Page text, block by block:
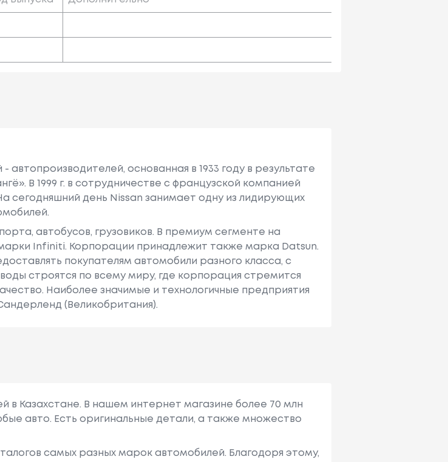
автопроизводителей, основанная в 1933 году в результате
В 1999 г. в сотрудничестве с французcкой компанией
сегодняшний день Nissan занимает одну из лидирующих
автобусов, грузовиков. В премиум сегменте на
Infiniti. Корпорации принадлежит также марка Datsun.
покупателям автомобили разного класса, с
строятся по всему миру, где корпорация стремится
Наиболее значимые и технологичные предприятия
(Великобритания).
в Казахстане. В нашем интернет магазине более 70 млн
авто. Есть оригинальные детали, а также множество
самых разных марок автомобилей. Благодоря этому,